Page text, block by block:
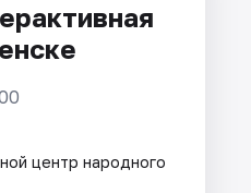
центр народного